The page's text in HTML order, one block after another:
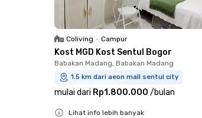
Coliving • Campur
Kost MGD Kost Sentul Bogor
Babakan Madang, Babakan Madang
1.5 km dari aeon mall sentul city
mulai dari Rp1.800.000 /bulan
Lihat info lebih banyak